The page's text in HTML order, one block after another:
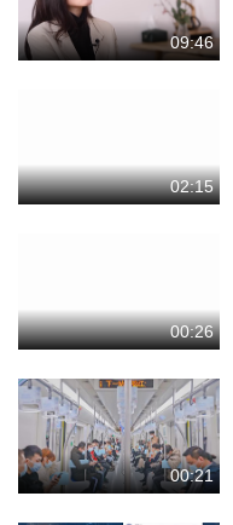
09:46
02:15
00:26
00:21